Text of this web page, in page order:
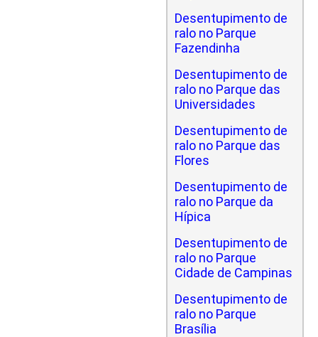
Desentupimento de
ralo no Parque
Fazendinha
Desentupimento de
ralo no Parque das
Universidades
Desentupimento de
ralo no Parque das
Flores
Desentupimento de
ralo no Parque da
Hípica
Desentupimento de
ralo no Parque
Cidade de Campinas
Desentupimento de
ralo no Parque
Brasília